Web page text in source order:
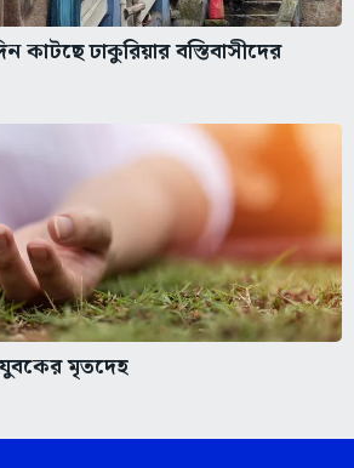
ঢাকুরিয়ার বস্তিবাসীদের
মৃতদেহ